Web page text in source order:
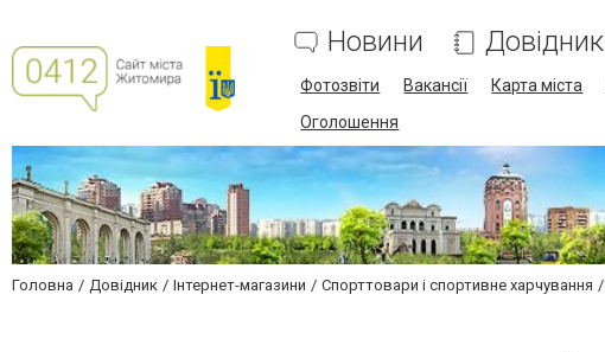
Новини Довідник
Фотозвіти Вакансії Карта міста
Оголошення
Головна Довідник Інтернет-магазини Спорттовари і спортивне харчування